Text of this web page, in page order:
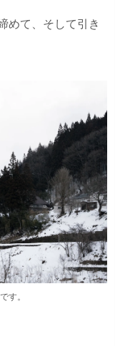
めて、そして引き
す。